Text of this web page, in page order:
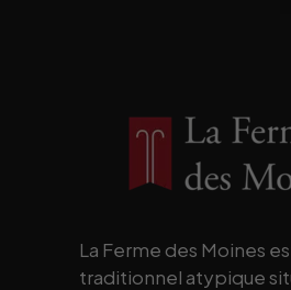
La Ferme des Moines
traditionnel atypique